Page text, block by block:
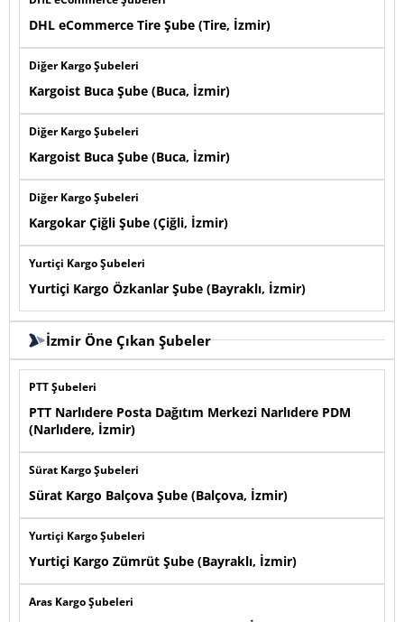
DHL eCommerce Tire Şube (Tire, İzmir)
Diğer Kargo Şubeleri
Kargoist Buca Şube (Buca, İzmir)
Diğer Kargo Şubeleri
Kargoist Buca Şube (Buca, İzmir)
Diğer Kargo Şubeleri
Kargokar Çiğli Şube (Çiğli, İzmir)
Yurtiçi Kargo Şubeleri
Yurtiçi Kargo Özkanlar Şube (Bayraklı, İzmir)
İzmir Öne Çıkan Şubeler
PTT Şubeleri
PTT Narlıdere Posta Dağıtım Merkezi Narlıdere PDM
(Narlıdere, İzmir)
Sürat Kargo Şubeleri
Sürat Kargo Balçova Şube (Balçova, İzmir)
Yurtiçi Kargo Şubeleri
Yurtiçi Kargo Zümrüt Şube (Bayraklı, İzmir)
Aras Kargo Şubeleri